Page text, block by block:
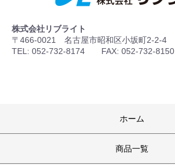
株式会社リブライト
〒466-0021 名古屋市昭和区小坂町2-2-4
TEL: 052-732-8174 FAX: 052-732-8150
ホーム
商品一覧